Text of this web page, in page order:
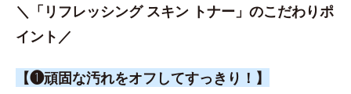
＼「リフレッシング スキン トナー」のこだわりポ
イント／
【❶頑固な汚れをオフしてすっきり！】